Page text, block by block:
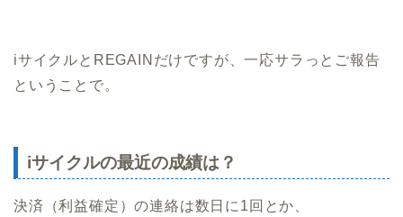
iサイクルとREGAINだけですが、一応サラっとご報告
ということで。
iサイクルの最近の成績は？
決済（利益確定）の連絡は数日に1回とか、